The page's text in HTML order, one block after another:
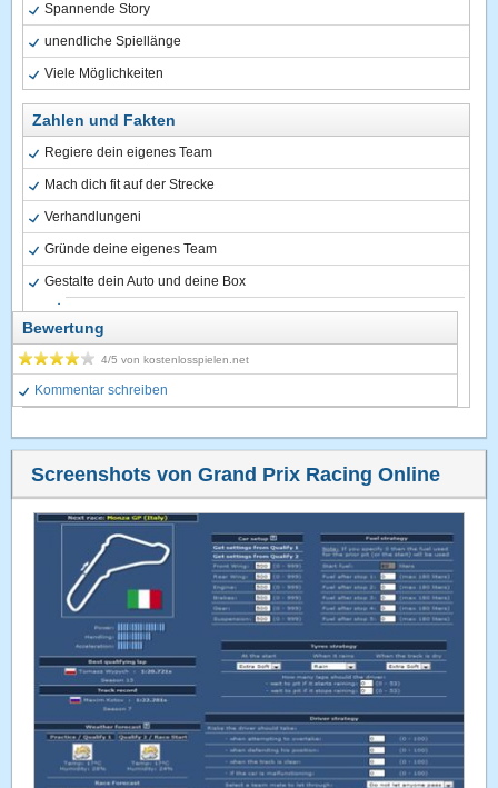
Spannende Story
unendliche Spiellänge
Viele Möglichkeiten
Zahlen und Fakten
Regiere dein eigenes Team
Mach dich fit auf der Strecke
Verhandlungeni
Gründe deine eigenes Team
Gestalte dein Auto und deine Box
Bewertung
4/5 vonkostenlosspielen.net
Kommentar schreiben
Screenshots von Grand Prix Racing Online